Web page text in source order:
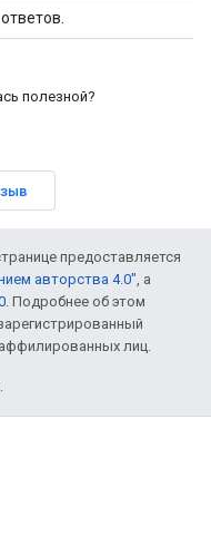
полезной?
предоставляется
авторства 4.0", а
. Подробнее об этом
лиц.